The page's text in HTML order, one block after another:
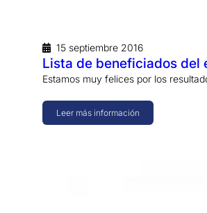
15 septiembre 2016
Lista de beneficiados del
Estamos muy felices por los
Leer más información